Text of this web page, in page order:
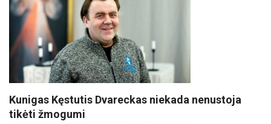
Kunigas Kęstutis Dvareckas niekada nenustoja
tikėti žmogumi